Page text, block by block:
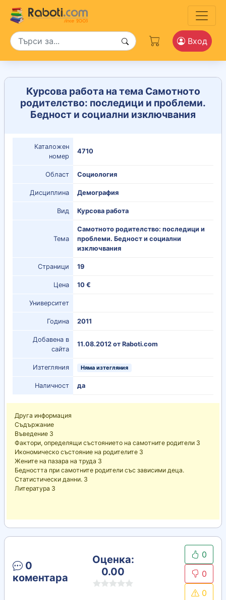
Вход
Курсова работа на тема Самотното
родителство: последици и проблеми.
Бедност и социални изключвания
Каталожен
номер
4710
Област Социология
Дисциплина Демография
Вид Курсова работа
Тема
Самотното родителство: последици и
проблеми. Бедност и социални
изключвания
Страници 19
Цена 10 €
Университет
Година 2011
Добавена в
сайта
11.08.2012 от Raboti.com
Изтегляния Няма изтегляния
Наличност да
Друга информация
Съдържание
Въведение 3
Фактори, определящи състоянието на самотните родители 3
Икономическо състояние на родителите 3
Жените на пазара на труда 3
Бедността при самотните родители със зависими деца.
Статистически данни. 3
Литература 3
0
коментара
Оценка:
0.00
0
0
0